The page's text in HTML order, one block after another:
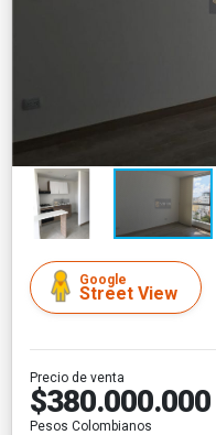
Google
Street View
Precio de venta
$380.000.000
Pesos Colombianos